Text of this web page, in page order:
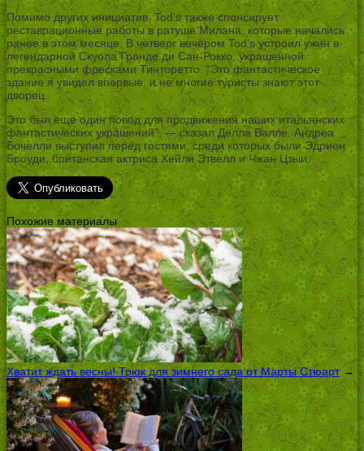
Помимо других инициатив, Tod’s также спонсирует
реставрационные работы в ратуше Милана, которые начались
ранее в этом месяце. В четверг вечером Tod’s устроил ужин в
легендарной Скуола Гранде ди Сан-Рокко, украшенной
прекрасными фресками Тинторетто. “Это фантастическое
здание я увидел впервые, и не многие туристы знают этот
дворец.
Это был еще один повод для продвижения наших итальянских
фантастических украшений”, — сказал Делла Валле. Андреа
Бочелли выступил перед гостями, среди которых были Эдриен
Броуди, британская актриса Хейли Этвелл и Чжан Цзыи.
Похожие материалы
Хватит ждать весны! Трюк для зимнего сада от Марты Стюарт→